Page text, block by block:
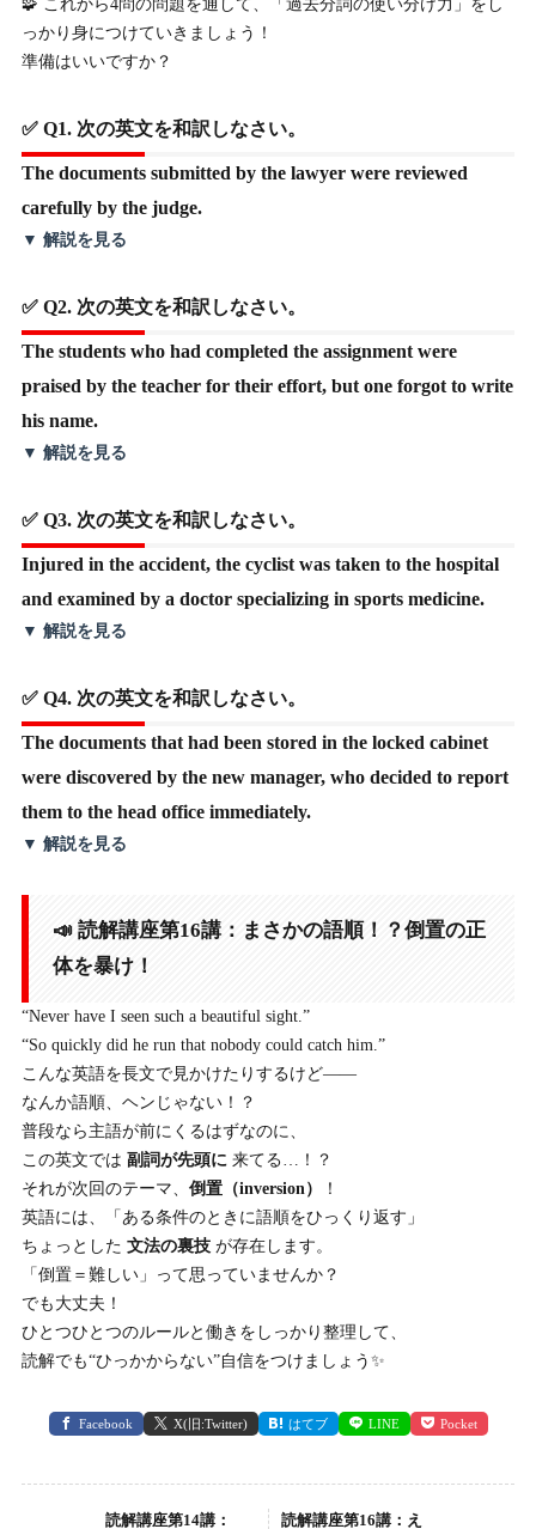
🧩 これから4問の問題を通して、「過去分詞の使い分け力」をし
っかり身につけていきましょう！
準備はいいですか？
✅ Q1. 次の英文を和訳しなさい。
The documents submitted by the lawyer were reviewed
carefully by the judge.
▼ 解説を見る
✅ Q2. 次の英文を和訳しなさい。
The students who had completed the assignment were
praised by the teacher for their effort, but one forgot to write
his name.
▼ 解説を見る
✅ Q3. 次の英文を和訳しなさい。
Injured in the accident, the cyclist was taken to the hospital
and examined by a doctor specializing in sports medicine.
▼ 解説を見る
✅ Q4. 次の英文を和訳しなさい。
The documents that had been stored in the locked cabinet
were discovered by the new manager, who decided to report
them to the head office immediately.
▼ 解説を見る
📣 読解講座第16講：まさかの語順！？倒置の正
体を暴け！
“Never have I seen such a beautiful sight.”
“So quickly did he run that nobody could catch him.”
こんな英語を長文で見かけたりするけど――
なんか語順、ヘンじゃない！？
普段なら主語が前にくるはずなのに、
この英文では 副詞が先頭に来てる…！？
それが次回のテーマ、 倒置（inversion）
！
英語には、「ある条件のときに語順をひっくり返す」
ちょっとした 文法の裏技が存在します。
「倒置＝難しい」って思っていませんか？
でも大丈夫！
ひとつひとつのルールと働きをしっかり整理して、
読解でも“ひっかからない”自信をつけましょう✨
Facebook X(旧:Twitter) はてブ LINE Pocket
読解講座第14講： 読解講座第16講：え